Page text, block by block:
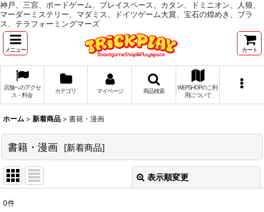
神戸、三宮、ボードゲーム、プレイスペース、カタン、ドミニオン、人狼、
マーダーミステリー、マダミス、ドイツゲーム大賞、宝石の煌めき、ブラ
ス、テラフォーミングマーズ
メニュー カート
店舗へのアクセ
ス・料金
カテゴリ マイページ 商品検索
WEPSHOPのご利
用について
ホーム > 新着商品 > 書籍・漫画
書籍・漫画 [新着商品]
表示順変更
0件